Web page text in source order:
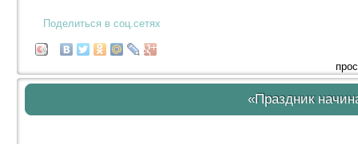
Поделиться в соц.сетях
«Праздник